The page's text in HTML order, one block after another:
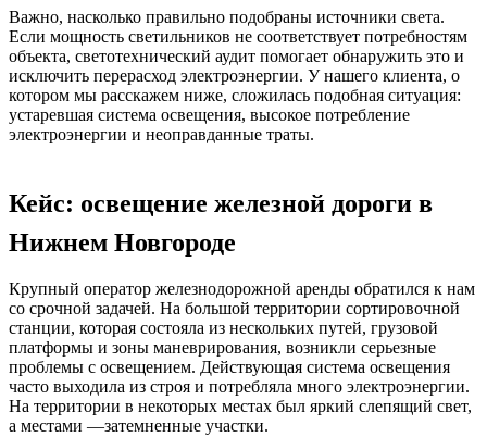
Важно, насколько правильно подобраны источники света.
Если мощность светильников не соответствует потребностям
объекта, светотехнический аудит помогает обнаружить это и
исключить перерасход электроэнергии. У нашего клиента, о
котором мы расскажем ниже, сложилась подобная ситуация:
устаревшая система освещения, высокое потребление
электроэнергии и неоправданные траты.
Кейс: освещение железной дороги в
Нижнем Новгороде
Крупный оператор железнодорожной аренды обратился к нам
со срочной задачей. На большой территории сортировочной
станции, которая состояла из нескольких путей, грузовой
платформы и зоны маневрирования, возникли серьезные
проблемы с освещением. Действующая система освещения
часто выходила из строя и потребляла много электроэнергии.
На территории в некоторых местах был яркий слепящий свет,
а местами ―затемненные участки.